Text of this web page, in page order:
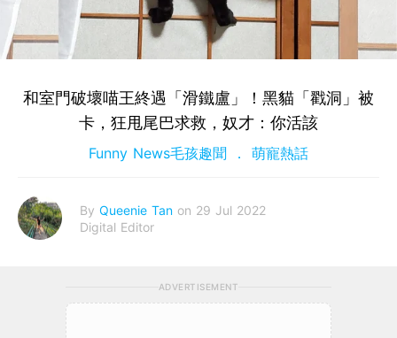
和室門破壞喵王終遇「滑鐵盧」！黑貓「戳洞」被
卡，狂甩尾巴求救，奴才：你活該
Funny News毛孩趣聞 萌寵熱話
By Queenie Tan on 29 Jul 2022
Digital Editor
ADVERTISEMENT